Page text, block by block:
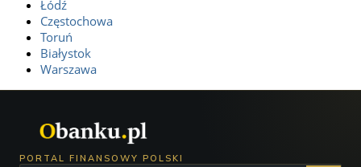
Łódź
Częstochowa
Toruń
Białystok
Warszawa
PORTAL FINANSOWY POLSKI